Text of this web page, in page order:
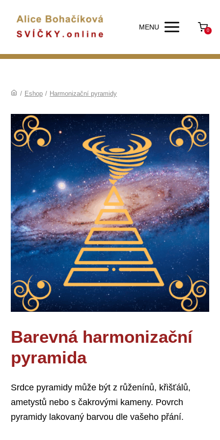
MENU 0
/ Eshop / Harmonizační pyramidy
Barevná harmonizační
pyramida
Srdce pyramidy může být z růženínů, křišťálů,
ametystů nebo s čakrovými kameny. Povrch
pyramidy lakovaný barvou dle vašeho přání.